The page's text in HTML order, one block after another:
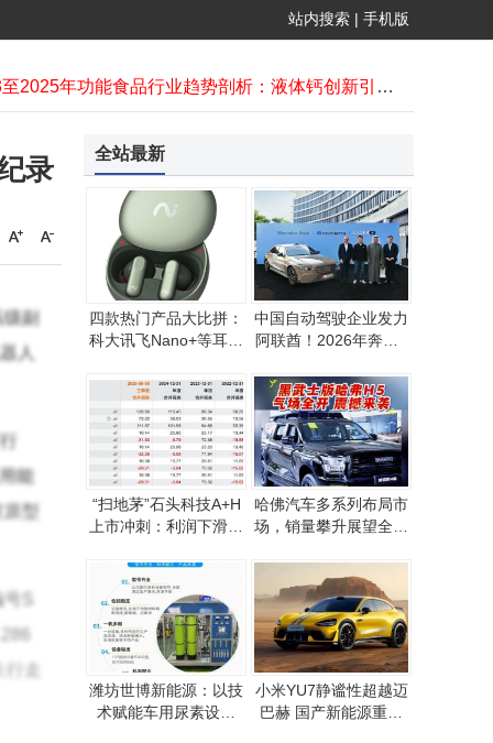
站内搜索 | 手机版
2023至2025年功能食品行业趋势剖析：液体钙创新引领品类变革
平安银行携手上海清算所 推出流动性核心50信用债指数 助力债市发展
AI+绿色智算生态论坛成果丰硕 中国电信携手伙伴共筑产业新生态
中国电信广州论坛聚焦智能领航 携手伙伴共启2025科技联合创新新篇
马斯克SpaceX拟IPO引资本圈关注，1.5万亿美元估值是机遇还是泡沫？
录
副
人
能
型
S
全站最新
四款热门产品大比拼：
科大讯飞Nano+等耳机
头好？
中国自动驾驶企业发力
阿联酋！2026年奔驰S
车将运营
“扫地茅”石头科技A+H
上市冲刺：利润下滑股
方？
哈佛汽车多系列布局市
场，销量攀升展望全球
潍坊世博新能源：以技
术赋能车用尿素设备
小米YU7静谧性超越迈
巴赫 国产新能源重塑